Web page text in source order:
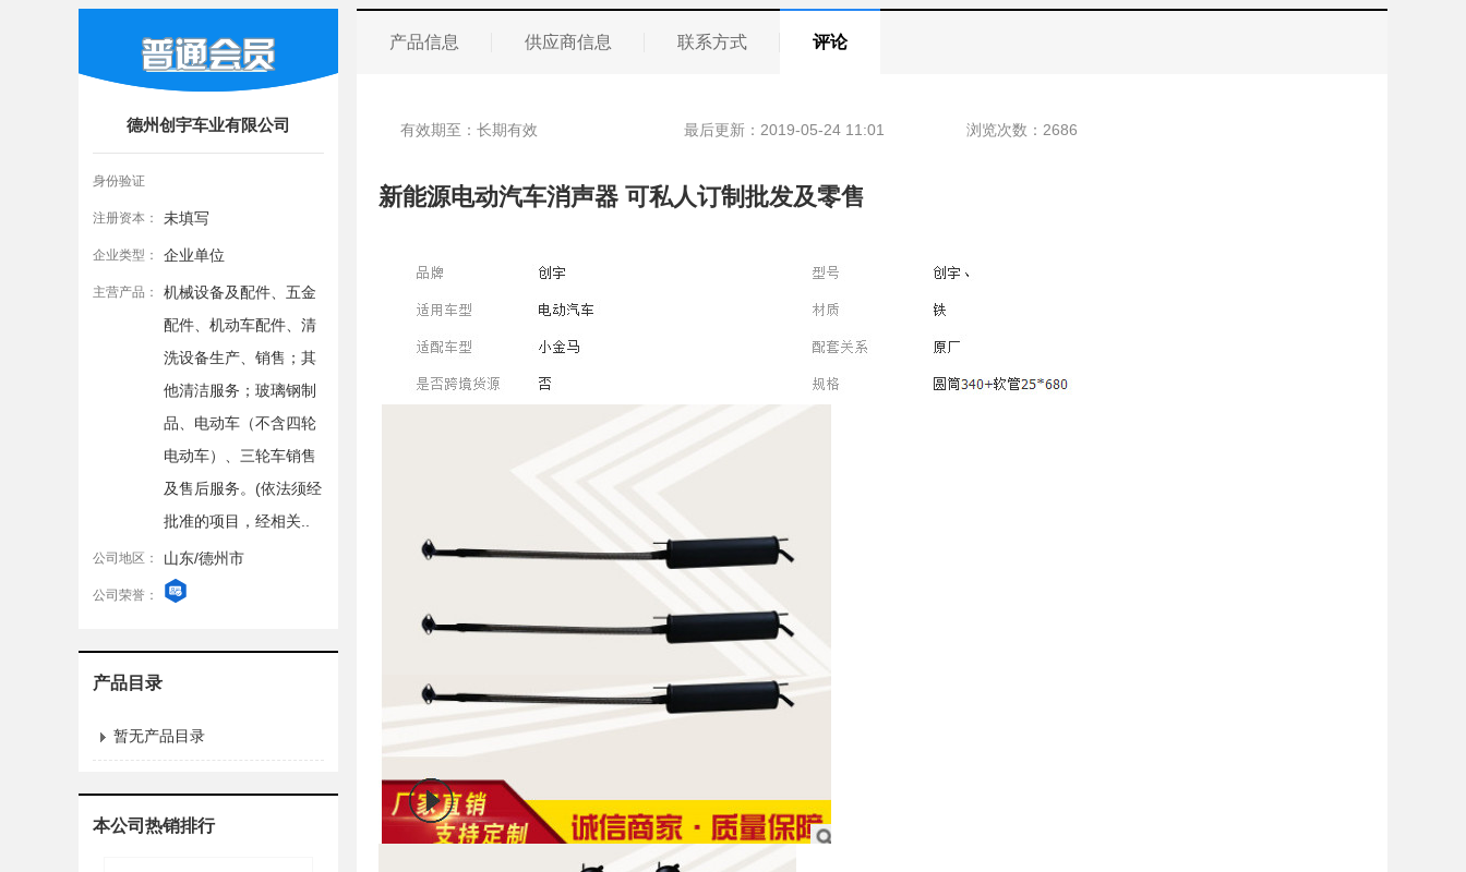
德州创宇车业有限公司
身份验证
注册资本： 未填写
企业类型： 企业单位
主营产品：
机械设备及配件、五金
配件、机动车配件、清
洗设备生产、销售；其
他清洁服务；玻璃钢制
品、电动车（不含四轮
电动车）、三轮车销售
及售后服务。(依法须经
批准的项目，经相关..
公司地区： 山东/德州市
公司荣誉：
产品目录
暂无产品目录
本公司热销排行
产品信息 供应商信息 联系方式 评论
有效期至：长期有效 最后更新：2019-05-24 11:01 浏览次数： 2686
新能源电动汽车消声器 可私人订制批发及零售